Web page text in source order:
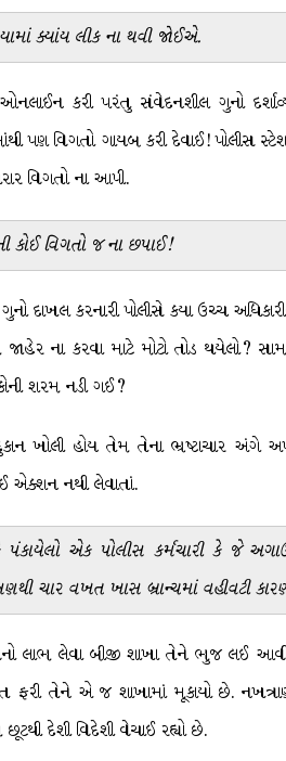
ક્યાંય લીક ના થવી જોઈએ.
કરી પરંતુ સંવેદનશીલ ગુનો
પણ વિગતો ગાયબ કરી દેવાઈ! પોલીસ
વિગતો ના આપી.
કોઈ વિગતો જ ના છપાઈ!
દાખલ કરનારી પોલીસે કયા ઉચ્ચ
ના કરવા માટે મોટો તોડ થયેલો?
શરમ નડી ગઈ?
ખોલી હોય તેમ તેના ભ્રષ્ટાચાર અંગે
નથી લેવાતાં.
પંકાયેલો એક પોલીસ કર્મચારી કે જે
ચાર વખત ખાસ બ્રાન્ચમાં વહીવટી
લાભ લેવા બીજી શાખા તેને ભુજ લઈ આવી
ફરી તેને એ જ શાખામાં મૂકાયો છે.
દેશી વિદેશી વેચાઈ રહ્યો છે.